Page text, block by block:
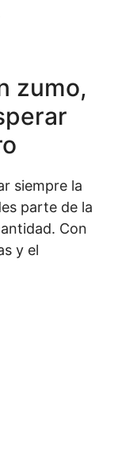
zumo,
siempre la
parte de la
Con
y el